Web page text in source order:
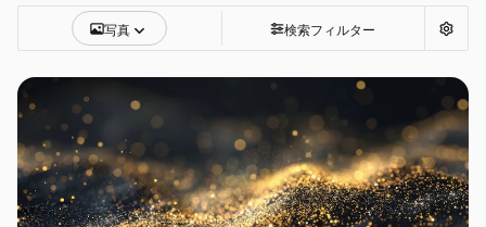
写真 検索フィルター